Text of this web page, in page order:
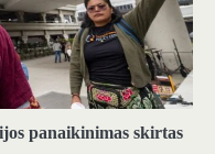
panaikinimas skirtas